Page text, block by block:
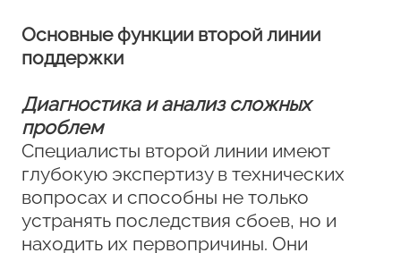
Основные функции второй линии
поддержки
Диагностика и анализ сложных
проблем
Специалисты второй линии имеют
глубокую экспертизу в технических
вопросах и способны не только
устранять последствия сбоев, но и
находить их первопричины. Они